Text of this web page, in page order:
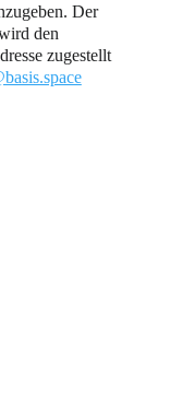
Der
den
zugestellt